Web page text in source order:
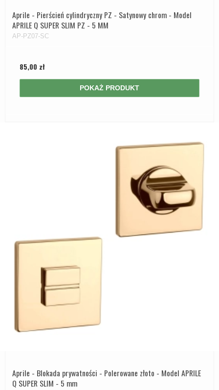
Aprile - Pierścień cylindryczny PZ - Satynowy chrom - Model
APRILE Q SUPER SLIM PZ - 5 MM
AP-PZ07-SC
85,00 zł
POKAŻ PRODUKT
Aprile - Blokada prywatności - Polerowane złoto - Model APRILE
Q SUPER SLIM - 5 mm